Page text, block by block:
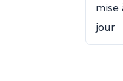
mise
jour